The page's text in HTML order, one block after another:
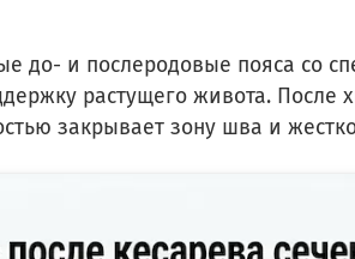
до- и послеродовые пояса со
растущего живота.
закрывает зону шва и